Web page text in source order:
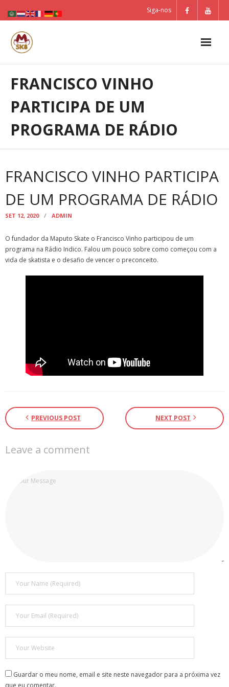
Siga-nos
FRANCISCO VINHO
PARTICIPA DE UM
PROGRAMA DE RÁDIO
FRANCISCO VINHO PARTICIPA
DE UM PROGRAMA DE RÁDIO
SET 12, 2020 ADMIN
O fundador da Maputo Skate o Francisco Vinho participou de um
programa na Rádio Indico. Falou um pouco sobre como começou com a
vida de skatista e o desafio de vencer o preconceito.
PREVIOUS POST NEXT POST
Leave a comment
Guardar o meu nome, email e site neste navegador para a próxima vez
que eu comentar.